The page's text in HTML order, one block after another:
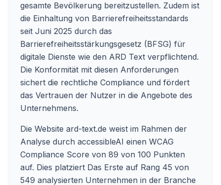
gesamte Bevölkerung bereitzustellen. Zudem ist
die Einhaltung von Barrierefreiheitsstandards
seit Juni 2025 durch das
Barrierefreiheitsstärkungsgesetz (BFSG) für
digitale Dienste wie den ARD Text verpflichtend.
Die Konformität mit diesen Anforderungen
sichert die rechtliche Compliance und fördert
das Vertrauen der Nutzer in die Angebote des
Unternehmens.
Die Website ard-text.de weist im Rahmen der
Analyse durch accessibleAI einen WCAG
Compliance Score von 89 von 100 Punkten
auf. Dies platziert Das Erste auf Rang 45 von
549 analysierten Unternehmen in der Branche